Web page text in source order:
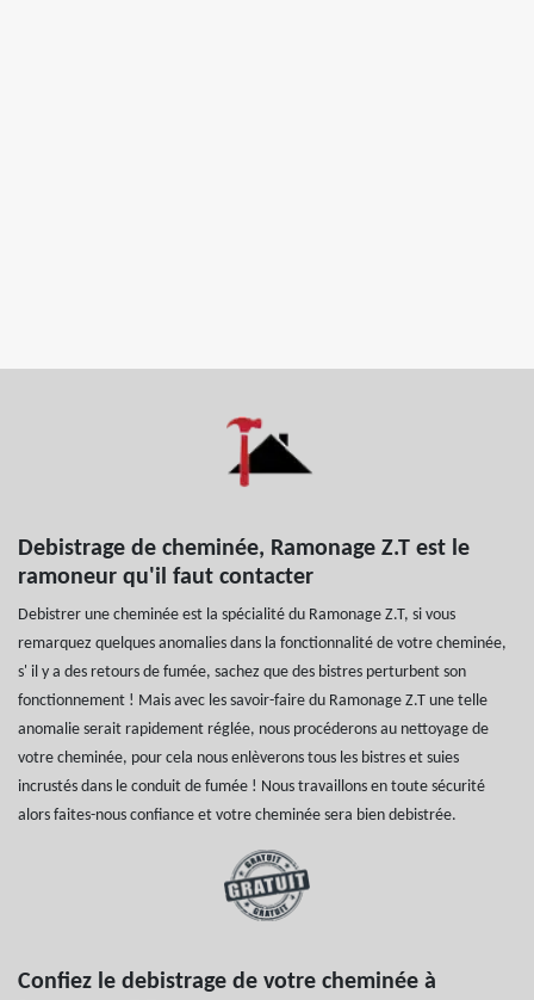
Debistrage de cheminée, Ramonage Z.T est le
ramoneur qu'il faut contacter
Debistrer une cheminée est la spécialité du Ramonage Z.T, si vous
remarquez quelques anomalies dans la fonctionnalité de votre cheminée,
s' il y a des retours de fumée, sachez que des bistres perturbent son
fonctionnement ! Mais avec les savoir-faire du Ramonage Z.T une telle
anomalie serait rapidement réglée, nous procéderons au nettoyage de
votre cheminée, pour cela nous enlèverons tous les bistres et suies
incrustés dans le conduit de fumée ! Nous travaillons en toute sécurité
alors faites-nous confiance et votre cheminée sera bien debistrée.
Confiez le debistrage de votre cheminée à